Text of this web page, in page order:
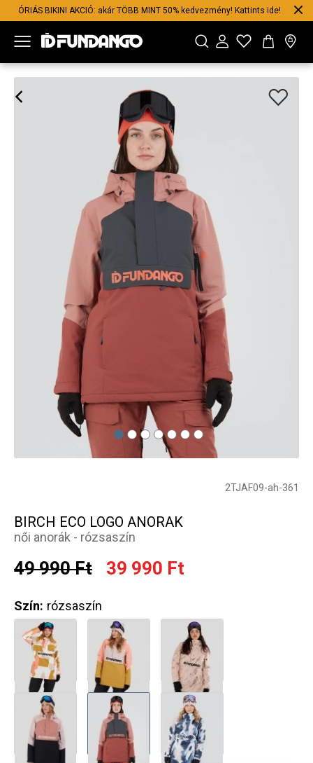
ÓRIÁS BIKINI AKCIÓ: akár TÖBB MINT 50% kedvezmény! Kattints ide!
2TJAF09-ah-361
BIRCH ECO LOGO ANORAK
női anorák - rózsaszín
49 990 Ft 39 990 Ft
Szín: rózsaszín